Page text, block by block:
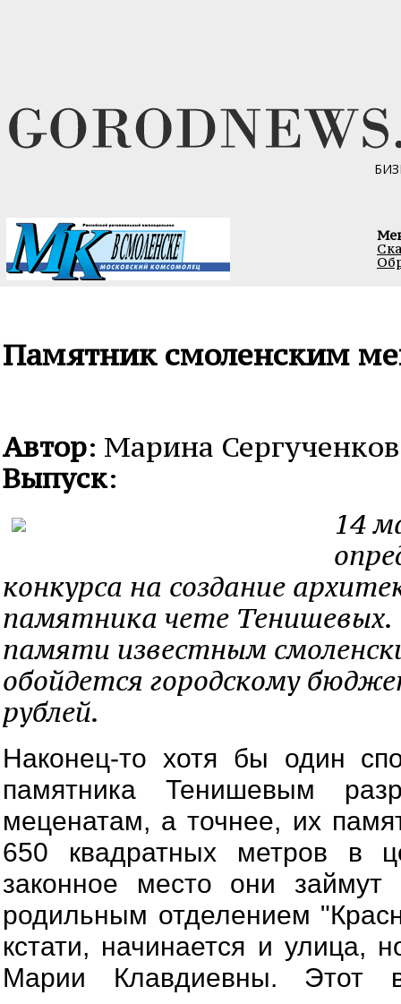
Памятник смоленским
Автор: Марина
Выпуск:
14
конкурса на создание
памятника чете Тенишевых.
памяти известным
обойдется городскому
рублей.
Наконец-то хотя бы один
памятника Тенишевым
меценатам, а точнее, их
650 квадратных метров в
законное место они
родильным отделением
кстати, начинается и улица,
Марии Клавдиевны. Этот